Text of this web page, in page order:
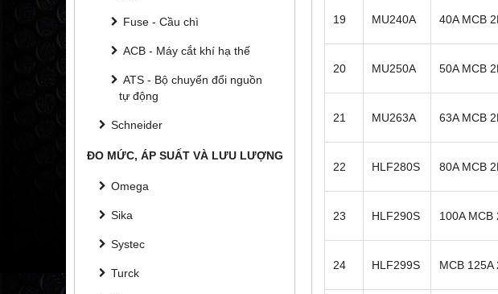
Fuse - Cầu chì
ACB - Máy cắt khí hạ thế
ATS - Bộ chuyển đổi nguồn
tự động
Schneider
ĐO MỨC, ÁP SUẤT VÀ LƯU LƯỢNG
Omega
Sika
Systec
Turck
19 MU240A 40A MCB
20 MU250A 50A MCB
21 MU263A 63A MCB
22 HLF280S 80A MCB
23 HLF290S 100A
24 HLF299S MCB 125A